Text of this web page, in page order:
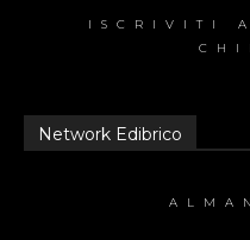
ISCRIVITI
Network Edibrico